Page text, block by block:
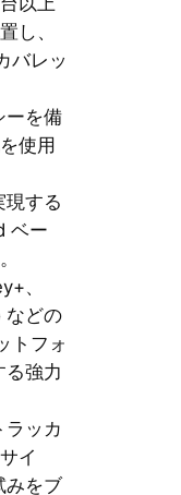
し、
バレッ
ーを備
使用
現する
ベー
、
などの
トフォ
る強力
ラッカ
イ
みをブ